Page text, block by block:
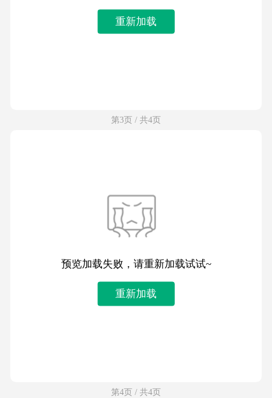
重新加载
第3页 / 共4页
预览加载失败，请重新加载试试~
重新加载
第4页 / 共4页